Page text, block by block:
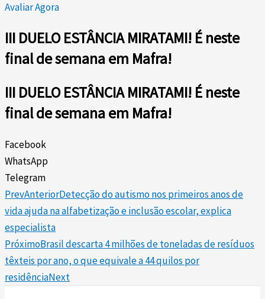
Avaliar Agora
III DUELO ESTÂNCIA MIRATAMI! É neste
final de semana em Mafra!
III DUELO ESTÂNCIA MIRATAMI! É neste
final de semana em Mafra!
Facebook
WhatsApp
Telegram
PrevAnteriorDetecção do autismo nos primeiros anos de
vida ajuda na alfabetização e inclusão escolar, explica
especialista
PróximoBrasil descarta 4 milhões de toneladas de resíduos
têxteis por ano, o que equivale a 44 quilos por
residênciaNext